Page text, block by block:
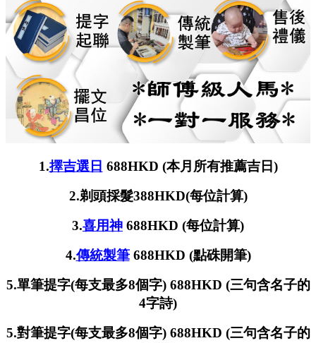
1.擇吉選日 688HKD (本月所有推薦吉日)
2.剃頭採髮388HKD(每位計算)
3.喜用神 688HKD (每位計算)
4.傳統製筆688HKD (點硃開筆)
5.單筆提字(每支最多8個字) 688HKD (三句含名子的
4字詩)
5.對筆提字(每支最多8個字) 688HKD (三句含名子的